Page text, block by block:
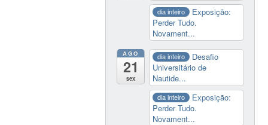
dia inteiro
Exposição:
Perder Tudo.
Novament...
AGO
21
sex
dia inteiro
Desafio
Universitário de
Nautide...
dia inteiro
Exposição:
Perder Tudo.
Novament...